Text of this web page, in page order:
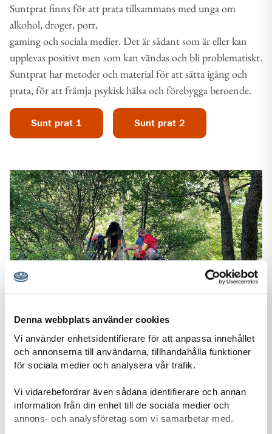
Denna webbplats använder cookies
Vi använder enhetsidentifierare för att anpassa innehållet
och annonserna till användarna, tillhandahålla funktioner
för sociala medier och analysera vår trafik.
Vi vidarebefordrar även sådana identifierare och annan
information från din enhet till de sociala medier och
annons- och analysföretag som vi samarbetar med.
Suntprat finns för att prata tillsammans med unga om
alkohol, droger, porr,
gaming och sociala medier. Det är sådant som är eller kan
upplevas positivt men som kan vändas och bli problematiskt.
Suntprat har metoder och material för att sätta igång och
prata, för att främja psykisk hälsa och förebygga beroende.
Sunt prat 1 Sunt prat 2
För äventyrarscouter finns det åtta deltagandemärken som
kallas för äventyr. Äventyren är projekt som genomförs i
genomföra. Tanken är att ni arbetar med ett äventyr under
en termin.